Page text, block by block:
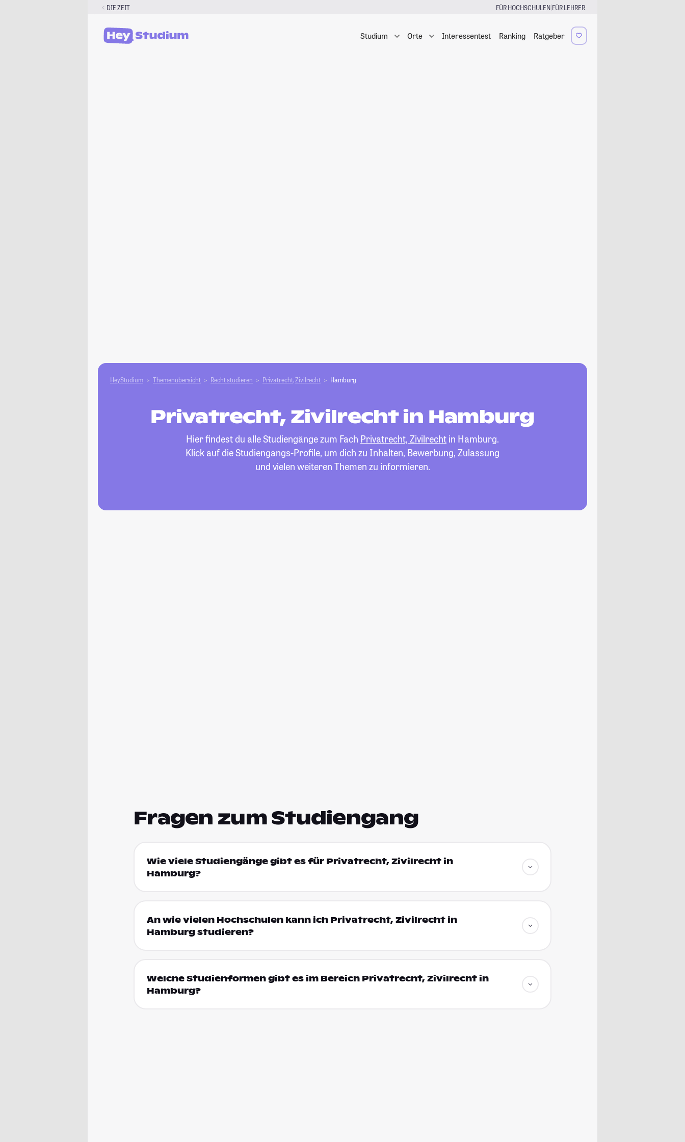
DIE ZEIT FÜR HOCHSCHULEN|FÜR LEHRER
Studium Orte Interessentest Ranking Ratgeber
HeyStudium Themenübersicht Recht studieren Privatrecht, Zivilrecht Hamburg
Privatrecht, Zivilrecht in Hamburg
Hier findest du alle Studiengänge zum Fach Privatrecht, Zivilrecht in Hamburg.
Klick auf die Studiengangs-Profile, um dich zu Inhalten, Bewerbung, Zulassung
und vielen weiteren Themen zu informieren.
Fragen zum Studiengang
Wie viele Studiengänge gibt es für Privatrecht, Zivilrecht in
Hamburg?
An wie vielen Hochschulen kann ich Privatrecht, Zivilrecht in
Hamburg studieren?
Welche Studienformen gibt es im Bereich Privatrecht, Zivilrecht in
Hamburg?